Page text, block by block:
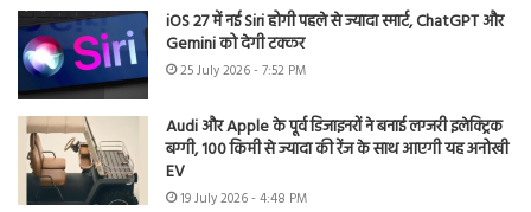
iOS 27 में नई Siri होगी पहले से ज्यादा स्मार्ट, ChatGPT और
Gemini को देगी टक्कर
25 July 2026 - 7:52 PM
Audi और Apple के पूर्व डिजाइनरों ने बनाई लग्जरी इलेक्ट्रिक
बग्गी, 100 किमी से ज्यादा की रेंज के साथ आएगी यह अनोखी
EV
19 July 2026 - 4:48 PM